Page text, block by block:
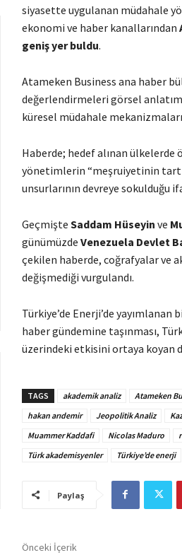
siyasette uygulanan müdahale
ekonomi ve haber kanallarından
geniş yer buldu.
Atameken Business ana haber
değerlendirmeleri görsel
küresel müdahale mekanizmaları
Haberde; hedef alınan ülkelerde
yönetimlerin “meşruiyetinin
unsurlarının devreye sokulduğu
Geçmişte Saddam Hüseyin ve
günümüzde Venezuela Devlet
çekilen haberde, coğrafyalar ve
değişmediği vurgulandı.
Türkiye’de Enerji’de
haber gündemine taşınması,
üzerindeki etkisini ortaya koyan
TAGS akademik analiz Atameken
hakan arıdemir
Jeopolitik Analiz
Muammer Kaddafi
Nicolas Maduro
Türk akademisyenler
Türkiye’de enerji
Paylaş
Önceki İçerik